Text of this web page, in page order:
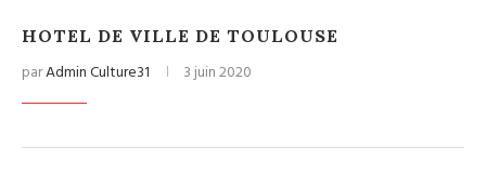
HOTEL DE VILLE DE TOULOUSE
parAdmin Culture31 3 juin 2020